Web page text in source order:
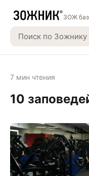
ЗОЖ
7 мин чтения
10